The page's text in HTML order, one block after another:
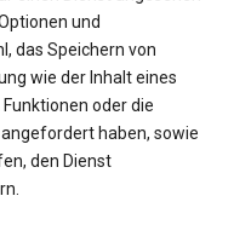
und
das Speichern von
wie der Inhalt eines
oder die
haben, sowie
den Dienst